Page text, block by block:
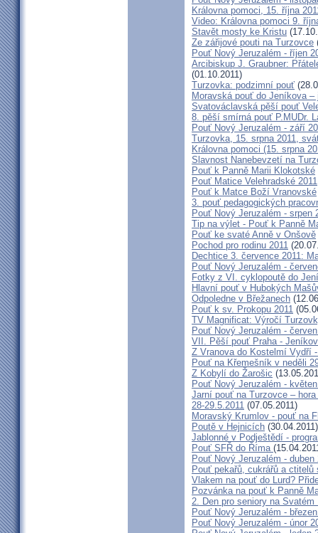
Královna pomoci, 15. října
Video: Královna pomoci 9.
Stavět mosty ke Kristu
Ze zářijové pouti na Turzovce
Pouť Nový Jeruzalém - říjen
Arcibiskup J. Graubner:
(01.10.2011)
Turzovka: podzimní pouť
Moravská pouť do Jeníkova
Svatováclavská pěší pouť
8. pěší smírná pouť P.MUDr.
Pouť Nový Jeruzalém - září
Turzovka, 15. srpna 2011,
Královna pomoci (15. srpna
Slavnost Nanebevzetí na
Pouť k Panně Marii Klokotské
Pouť Matice Velehradské 2011
Pouť k Matce Boží Vranovské
3. pouť pedagogických
Pouť Nový Jeruzalém - srpen
Tip na výlet - Pouť k Panně
Pouť ke svaté Anně v Onšově
Pochod pro rodinu 2011
Dechtice 3. července 2011:
Pouť Nový Jeruzalém -
Fotky z VI. cyklopoutě do
Hlavní pouť v Hubokých
Odpoledne v Břežanech
Pouť k sv. Prokopu 2011
TV Magnificat: Výročí
Pouť Nový Jeruzalém -
VII. Pěší pouť Praha -
Z Vranova do Kostelmí Vydří
Pouť na Křemešník v neděli
Z Kobylí do Žarošic
Pouť Nový Jeruzalém -
Jarní pouť na Turzovce –
28-29.5.2011 (07.05.2011)
Moravský Krumlov - pouť na
Poutě v Hejnicích (30.04.2011)
Jablonné v Podještědí -
Pouť SFŘ do Říma
Pouť Nový Jeruzalém - duben
Pouť pekařů, cukrářů a ctitelů
Vlakem na pouť do Lurd?
Pozvánka na pouť k Panně
2. Den pro seniory na
Pouť Nový Jeruzalém -
Pouť Nový Jeruzalém - únor